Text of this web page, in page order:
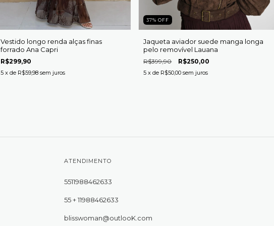
Vestido longo renda alças finas
forrado Ana Capri
R$299,90
5 x de R$59,98 sem juros
37%OFF
Jaqueta aviador suede manga longa
pelo removível Lauana
R$399,90 R$250,00
5 x de R$50,00 sem juros
ATENDIMENTO
5511988462633
55 + 11988462633
blisswoman@outlooK.com